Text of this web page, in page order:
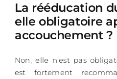
La rééducation
elle obligatoire
accouchement ?
Non, elle n’est pas
est fortement